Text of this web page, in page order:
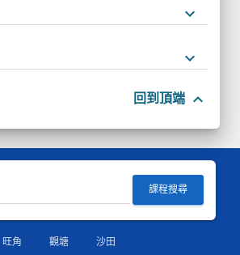
keyboard_arrow_down
keyboard_arrow_down
回到頂端 keyboard_arrow_up
課程搜尋
旺角 觀塘 沙田